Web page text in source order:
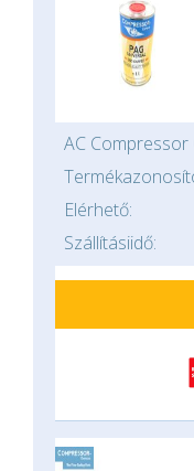
AC Compressor
Elérhető:
Szállításiidő: